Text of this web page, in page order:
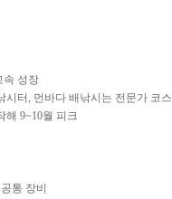
속 성장
시터, 먼바다 배낚시는 전문가 코스
해 9~10월 피크
통 장비